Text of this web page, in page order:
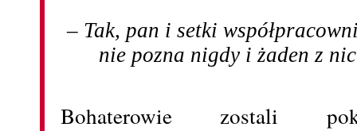
– Tak, pan i setki
nie pozna nigdy i żaden z
Bohaterowie zostali